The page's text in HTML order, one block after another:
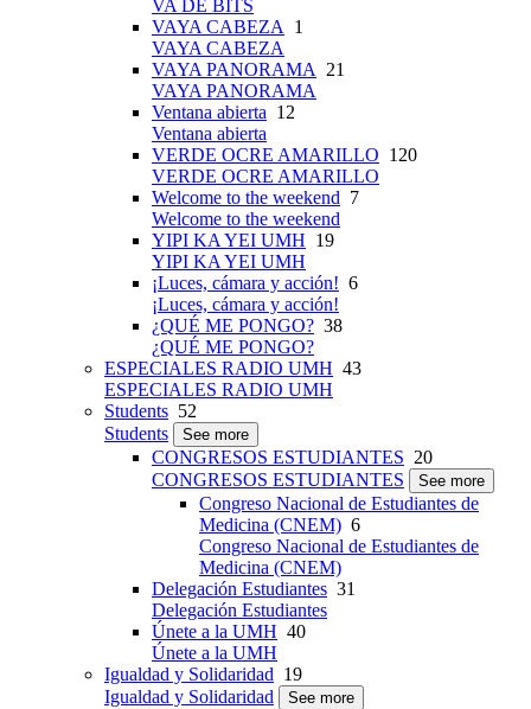
VA DE BITS
VAYA CABEZA 1
VAYA CABEZA
VAYA PANORAMA 21
VAYA PANORAMA
Ventana abierta 12
Ventana abierta
VERDE OCRE AMARILLO 120
VERDE OCRE AMARILLO
Welcome to the weekend 7
Welcome to the weekend
YIPI KA YEI UMH 19
YIPI KA YEI UMH
¡Luces, cámara y acción! 6
¡Luces, cámara y acción!
¿QUÉ ME PONGO? 38
¿QUÉ ME PONGO?
ESPECIALES RADIO UMH 43
ESPECIALES RADIO UMH
Students 52
Students
See more
CONGRESOS ESTUDIANTES 20
CONGRESOS ESTUDIANTES
See more
Congreso Nacional de Estudiantes de
Medicina (CNEM) 6
Congreso Nacional de Estudiantes de
Medicina (CNEM)
Delegación Estudiantes 31
Delegación Estudiantes
Únete a la UMH 40
Únete a la UMH
Igualdad y Solidaridad 19
Igualdad y Solidaridad
See more